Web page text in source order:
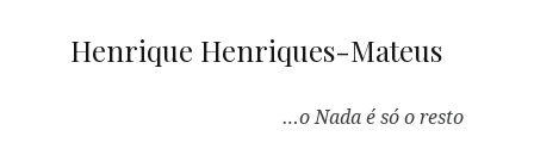
Henrique Henriques-Mateus
…o Nada é só o resto